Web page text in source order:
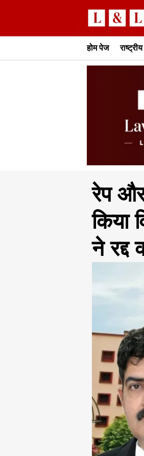
होम पेज राष्ट्रीय
रेप
किया
ने रद्द